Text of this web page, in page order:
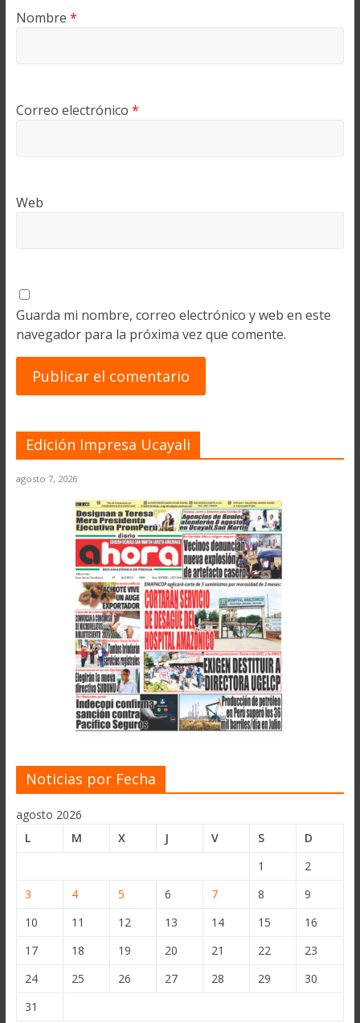
Nombre *
Correo electrónico *
Web
Guarda mi nombre, correo electrónico y web en este
navegador para la próxima vez que comente.
Edición Impresa Ucayali
agosto 7, 2026
Noticias por Fecha
agosto 2026
L
M X J V S
D
1
2
3
4 5 6 7 8
9
10
11 12 13 14 15
16
17
18 19 20 21 22
23
24
25 26 27 28 29
30
31